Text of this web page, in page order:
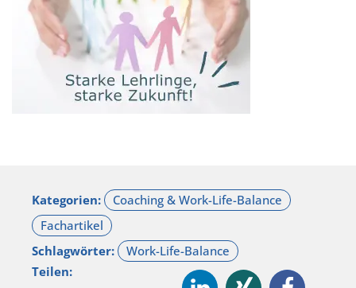
Kategorien:
Schlagwörter:
Teilen: